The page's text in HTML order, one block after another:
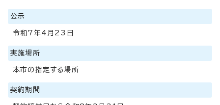
公示
令和7年4月23日
実施場所
本市の指定する場所
契約期間